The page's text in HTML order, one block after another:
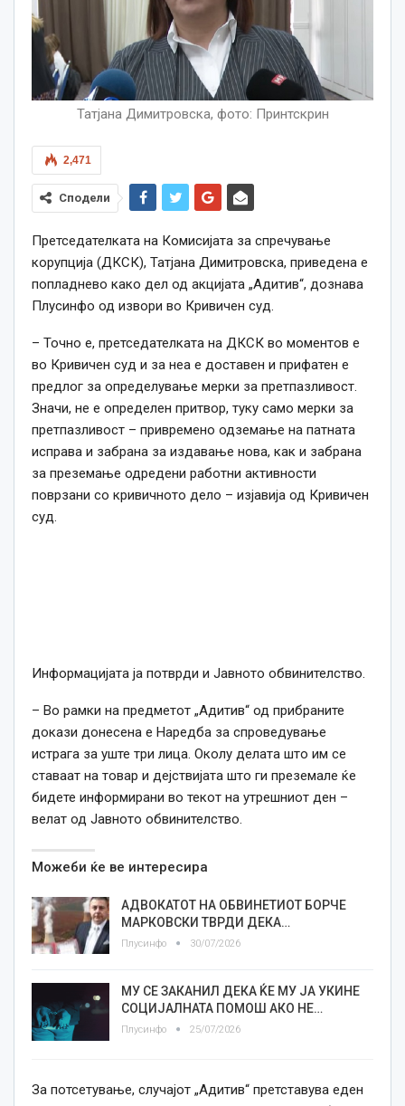
Татјана Димитровска, фото: Принтскрин
2,471
Сподели
Претседателката на Комисијата за спречување
корупција (ДКСК), Татјана Димитровска, приведена е
попладнево како дел од акцијата „Адитив“, дознава
Плусинфо од извори во Кривичен суд.
– Точно е, претседателката на ДКСК во моментов е
во Кривичен суд и за неа е доставен и прифатен е
предлог за определување мерки за претпазливост.
Значи, не е определен притвор, туку само мерки за
претпазливост – привремено одземање на патната
исправа и забрана за издавање нова, как и забрана
за преземање одредени работни активности
поврзани со кривичното дело – изјавија од Кривичен
суд.
Информацијата ја потврди и Јавното обвинителство.
– Во рамки на предметот „Адитив“ од прибраните
докази донесена е Наредба за спроведување
истрага за уште три лица. Околу делата што им се
ставаат на товар и дејствијата што ги преземале ќе
бидете информирани во текот на утрешниот ден –
велат од Јавното обвинителство.
Можеби ќе ве интересира
АДВОКАТОТ НА ОБВИНЕТИОТ БОРЧЕ
МАРКОВСКИ ТВРДИ ДЕКА…
Плусинфо 30/07/2026
МУ СЕ ЗАКАНИЛ ДЕКА ЌЕ МУ ЈА УКИНЕ
СОЦИЈАЛНАТА ПОМОШ АКО НЕ…
Плусинфо 25/07/2026
За потсетување, случајот „Адитив“ претставува еден